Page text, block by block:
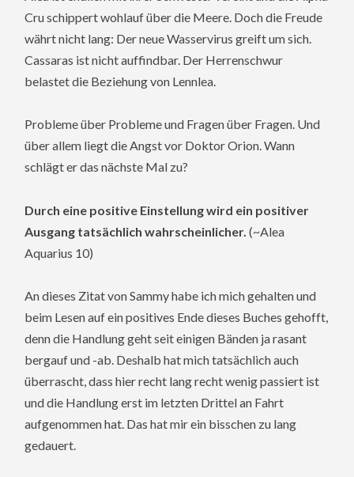
Cru schippert wohlauf über die Meere. Doch die Freude
währt nicht lang: Der neue Wasservirus greift um sich.
Cassaras ist nicht auffindbar. Der Herrenschwur
belastet die Beziehung von Lennlea.
Probleme über Probleme und Fragen über Fragen. Und
über allem liegt die Angst vor Doktor Orion. Wann
schlägt er das nächste Mal zu?
Durch eine positive Einstellung wird ein positiver
Ausgang tatsächlich wahrscheinlicher. (~Alea
Aquarius 10)
An dieses Zitat von Sammy habe ich mich gehalten und
beim Lesen auf ein positives Ende dieses Buches gehofft,
denn die Handlung geht seit einigen Bänden ja rasant
bergauf und -ab. Deshalb hat mich tatsächlich auch
überrascht, dass hier recht lang recht wenig passiert ist
und die Handlung erst im letzten Drittel an Fahrt
aufgenommen hat. Das hat mir ein bisschen zu lang
gedauert.